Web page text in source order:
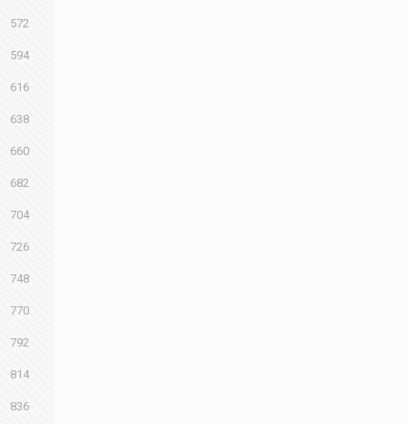
572
594
616
638
660
682
704
726
748
770
792
814
836